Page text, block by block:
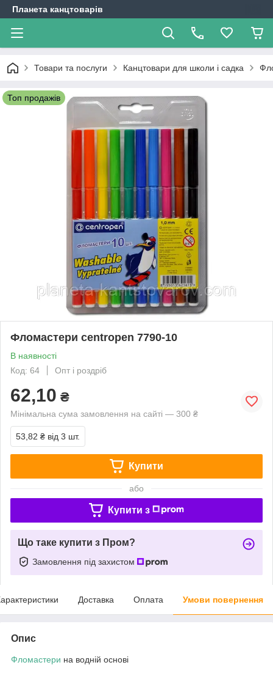
Планета канцтоварів
Товари та послуги Канцтовари для школи і садка
Топ продажів
Фломастери centropen 7790-10
В наявності
Код: 64
Опт і роздріб
62,10 ₴
Мінімальна сума замовлення на сайті — 300 ₴
53,82 ₴ від 3 шт.
Купити
або
Купити з
Що таке купити з Пром?
Замовлення під захистом
Доставка Оплата Умови повернення
Опис
Фломастери на водній основі